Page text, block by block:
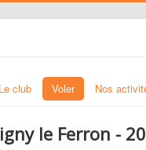
Le club Voler Nos
le Ferron -